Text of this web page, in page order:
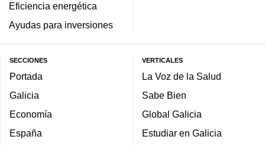
Eficiencia energética
Ayudas para inversiones
SECCIONES
Portada
Galicia
Economía
España
VERTICALES
La Voz de la Salud
Sabe Bien
Global Galicia
Estudiar en Galicia